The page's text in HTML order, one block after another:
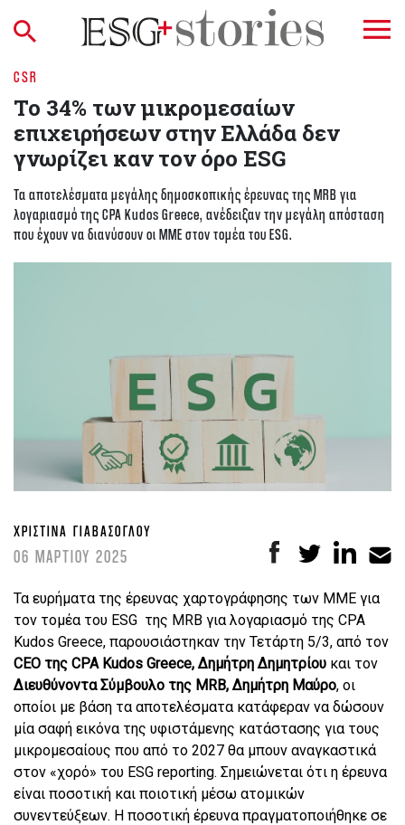
CSR
Το 34% των μικρομεσαίων
επιχειρήσεων στην Ελλάδα δεν
γνωρίζει καν τον όρο ESG
Τα αποτελέσματα μεγάλης δημοσκοπικής έρευνας της MRB για
λογαριασμό της CPA Kudos Greece, ανέδειξαν την μεγάλη απόσταση
που έχουν να διανύσουν οι ΜΜΕ στον τομέα του ESG.
ΧΡΙΣΤΊΝΑ ΓΙΑΒΆΣΟΓΛΟΥ
06 ΜΑΡΤΙΟΥ 2025
Τα ευρήματα της έρευνας χαρτογράφησης των ΜΜΕ για
τον τομέα του ESG της MRB για λογαριασμό της CPA
Kudos Greece, παρουσιάστηκαν την Τετάρτη 5/3, από τον
CEO της CPA Kudos Greece, Δημήτρη Δημητρίου και τον
Διευθύνοντα Σύμβουλο της MRB, Δημήτρη Μαύρο, οι
οποίοι με βάση τα αποτελέσματα κατάφεραν να δώσουν
μία σαφή εικόνα της υφιστάμενης κατάστασης για τους
μικρομεσαίους που από το 2027 θα μπουν αναγκαστικά
στον «χορό» του ESG reporting. Σημειώνεται ότι η έρευνα
είναι ποσοτική και ποιοτική μέσω ατομικών
συνεντεύξεων. Η ποσοτική έρευνα πραγματοποιήθηκε σε